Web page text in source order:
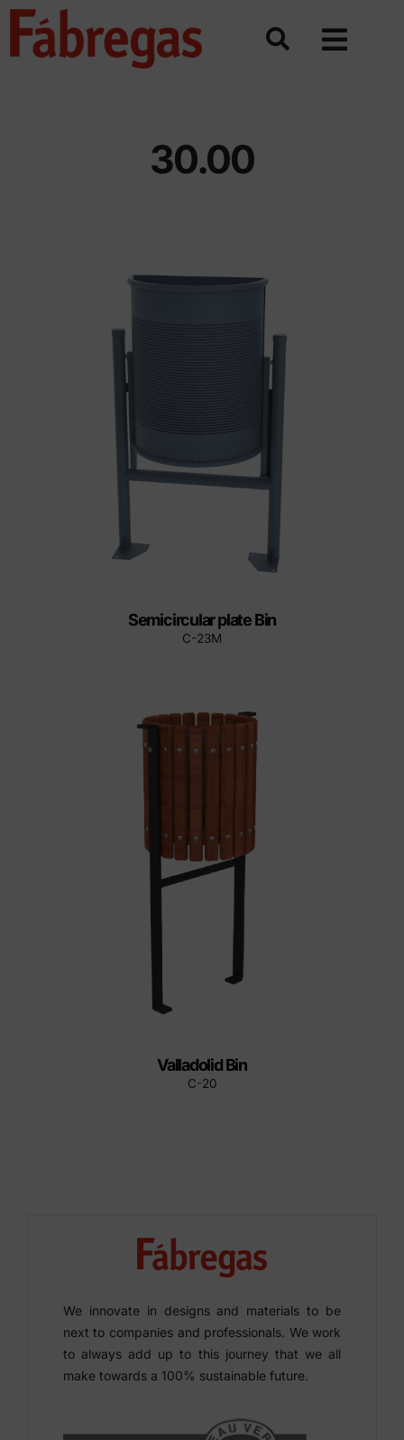
Skip
30.00
Semicircular plate Bin
C-23M
Valladolid Bin
C-20
We innovate in designs and materials to be
next to companies and professionals. We work
to always add up to this journey that we all
make towards a 100% sustainable future.